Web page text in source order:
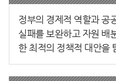
정부의 경제적 역할과 공
실패를 보완하고 자원 배
한 최적의 정책적 대안을